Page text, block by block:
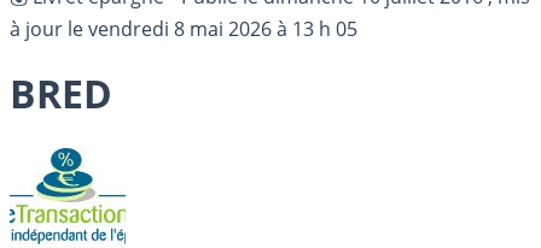
à jour levendredi 8 mai 2026 à 13 h 05
BRED